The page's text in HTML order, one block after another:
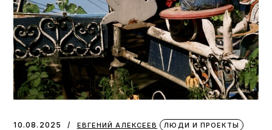
10.08.2025 ЕВГЕНИЙ АЛЕКСЕЕВ ЛЮДИ И ПРОЕКТЫ